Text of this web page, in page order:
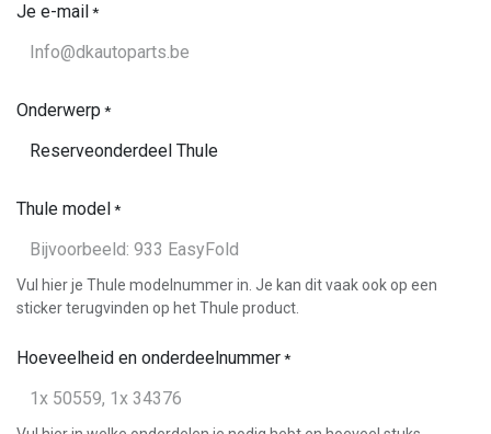
Je e-mail*
Onderwerp *
Thule model*
Vul hier je Thule modelnummer in. Je kan dit vaak ook op een
sticker terugvinden op het Thule product.
Hoeveelheid en onderdeelnummer*